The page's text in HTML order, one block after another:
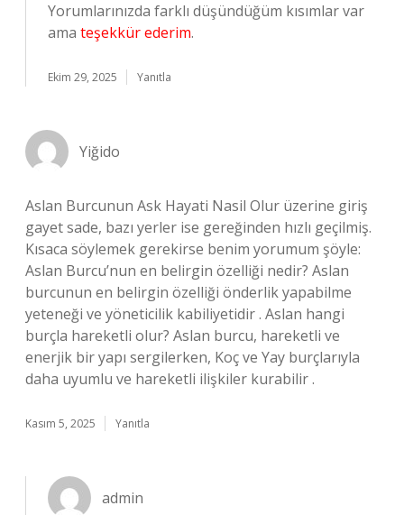
Yorumlarınızda farklı düşündüğüm kısımlar var
ama teşekkür ederim.
Ekim 29, 2025 Yanıtla
Yiğido
Aslan Burcunun Ask Hayati Nasil Olur üzerine giriş
gayet sade, bazı yerler ise gereğinden hızlı geçilmiş.
Kısaca söylemek gerekirse benim yorumum şöyle:
Aslan Burcu’nun en belirgin özelliği nedir? Aslan
burcunun en belirgin özelliği önderlik yapabilme
yeteneği ve yöneticilik kabiliyetidir . Aslan hangi
burçla hareketli olur? Aslan burcu, hareketli ve
enerjik bir yapı sergilerken, Koç ve Yay burçlarıyla
daha uyumlu ve hareketli ilişkiler kurabilir .
Kasım 5, 2025 Yanıtla
admin